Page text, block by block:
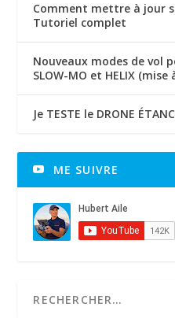
Comment mettre à jour
Tutoriel complet
Nouveaux modes de vol
SLOW-MO et HELIX (mise
Je TESTE le DRONE
ME SUIVRE